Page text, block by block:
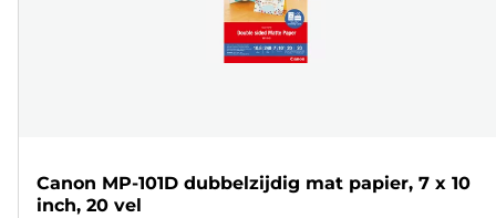
Canon MP-101D dubbelzijdig mat papier, 7 x 10
inch, 20 vel